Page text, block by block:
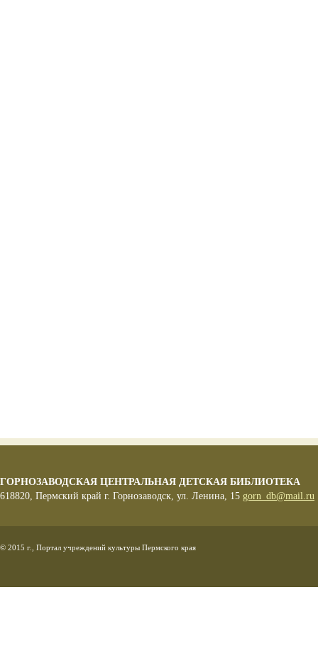
ГОРНОЗАВОДСКАЯ ЦЕНТРАЛЬНАЯ ДЕТСКАЯ БИБЛИОТЕКА
618820, Пермский край г. Горнозаводск, ул. Ленина, 15 gorn_db@mail.ru
© 2015 г., Портал учреждений культуры Пермского края